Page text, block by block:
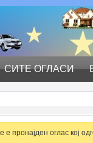
СИТЕ ОГЛАСИ
е пронајден оглас кој